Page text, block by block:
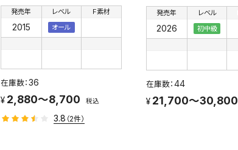
発売年
2015
レベル
オール
F素材
36
2,880～8,700 税込
3.8 （2件）
発売年
2026
レベル
初中級
44
21,700～30,800